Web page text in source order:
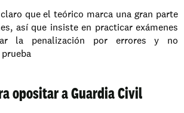
que el teórico marca una gran parte
así que insiste en practicar exámenes
la penalización por errores y no
opositar a Guardia Civil